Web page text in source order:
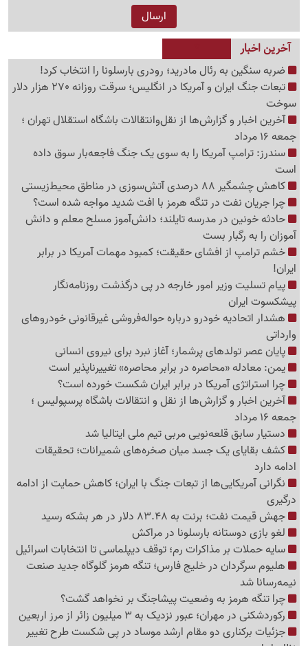
آخرین اخبار
ضربه سنگین به رئال مادرید؛ رودری بارسلونا را انتخاب کرد!
تبعات جنگ ایران و آمریکا در انگلیس؛ سرقت روزانه 270 هزار دلار
سوخت
آخرین اخبار و گزارش‌ها از نقل‌وانتقالات باشگاه استقلال تهران ؛
جمعه 16 مرداد
سندرز: ترامپ آمریکا را به سوی یک جنگ فاجعه‌بار سوق داده
است
کاهش چشمگیر 88 درصدی آتش‌سوزی در مناطق محیط‌زیستی
چرا جریان نفت در تنگه هرمز با افت شدید مواجه شده است؟
حادثه خونین در مدرسه تایلند؛ دانش‌آموز مسلح معلم و دانش
آموزان را به رگبار بست
خشم ترامپ از افشای حقیقت؛ کمبود مهمات آمریکا در برابر
ایران!
پیام تسلیت وزیر امور خارجه در پی درگذشت روزنامه‌نگار
پیشکسوت ایران
هشدار اتحادیه خودرو درباره حواله‌فروشی غیرقانونی خودروهای
وارداتی
پایان عصر تولدهای پرشمار؛ آغاز نبرد برای نیروی انسانی
یمن: معادله «محاصره در برابر محاصره» تغییرناپذیر است
چرا استراتژی آمریکا در برابر ایران شکست خورده است؟
آخرین اخبار و گزارش‌ها از نقل و انتقالات باشگاه پرسپولیس ؛
جمعه 16 مرداد
دستیار سابق قلعه‌نویی مربی تیم ملی ایتالیا شد
کشف بقایای یک جسد میان صخره‌های شمیرانات؛ تحقیقات
ادامه دارد
نگرانی آمریکایی‌ها از تبعات جنگ با ایران؛ کاهش حمایت از ادامه
درگیری
جهش قیمت نفت؛ برنت به 83.48 دلار در هر بشکه رسید
لغو بازی دوستانه بارسلونا در مراکش
سایه حملات بر مذاکرات رم؛ توقف دیپلماسی تا انتخابات اسرائیل
هلیوم سرگردان در خلیج فارس؛ تنگه هرمز گلوگاه جدید صنعت
نیمه‌رسانا شد
چرا تنگه هرمز به وضعیت پیشاجنگ بر نخواهد گشت؟
رکوردشکنی در مهران؛ عبور نزدیک به 3 میلیون زائر از مرز اربعین
جزئیات برکناری دو مقام ارشد موساد در پی شکست طرح تغییر